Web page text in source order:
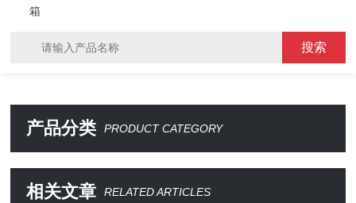
箱
产品分类 PRODUCT CATEGORY
相关文章 RELATED ARTICLES